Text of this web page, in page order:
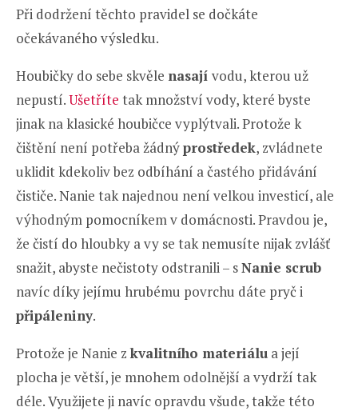
Při dodržení těchto pravidel se dočkáte
očekávaného výsledku.
Houbičky do sebe skvěle nasají vodu, kterou už
nepustí.Ušetříte tak množství vody, které byste
jinak na klasické houbičce vyplýtvali. Protože k
čištění není potřeba žádnýprostředek, zvládnete
uklidit kdekoliv bez odbíhání a častého přidávání
čističe. Nanie tak najednou není velkou investicí, ale
výhodným pomocníkem v domácnosti. Pravdou je,
že čistí do hloubky a vy se tak nemusíte nijak zvlášť
snažit, abyste nečistoty odstranili – sNanie scrub
navíc díky jejímu hrubému povrchu dáte pryč i
připáleniny.
Protože je Nanie z kvalitního materiálu a její
plocha je větší, je mnohem odolnější a vydrží tak
déle. Využijete ji navíc opravdu všude, takže této